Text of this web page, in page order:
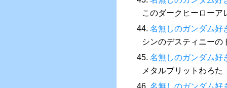
このダークヒーローア
44. 名無しのガンダム好
シンのデスティニーの
45. 名無しのガンダム好
メタルブリットわろた
46. 名無しのガンダム好